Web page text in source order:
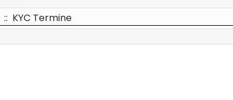
:: KYC Termine